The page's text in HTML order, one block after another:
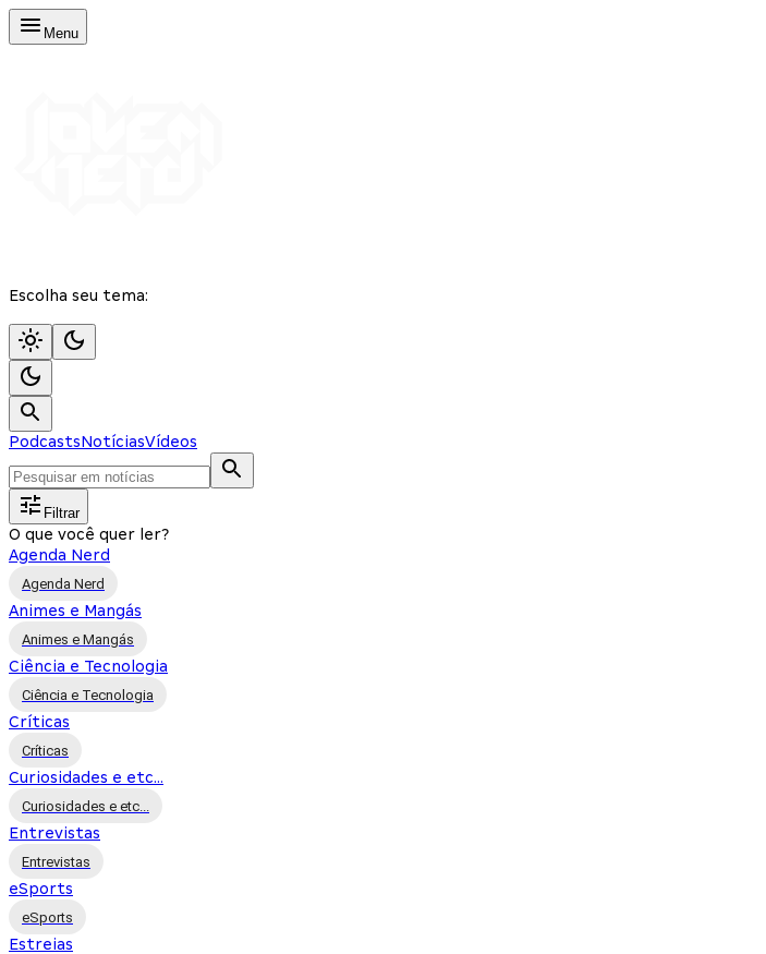
Menu
Escolha seu tema:
PodcastsNotíciasVídeos
Filtrar
O que você quer ler?
Agenda Nerd
Agenda Nerd
Animes e Mangás
Animes e Mangás
Ciência e Tecnologia
Ciência e Tecnologia
Críticas
Críticas
Curiosidades e etc...
Curiosidades e etc...
Entrevistas
Entrevistas
eSports
eSports
Estreias